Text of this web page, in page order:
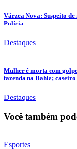
Várzea Nova: Suspeito
Polícia
Destaques
Mulher é morta com
fazenda na Bahia; caseiro
Destaques
Você também
Esportes